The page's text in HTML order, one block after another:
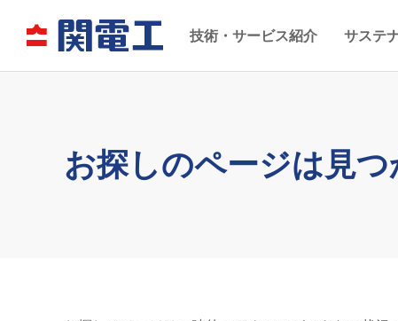
技術・サービス紹介 サステ
お探しのページは見